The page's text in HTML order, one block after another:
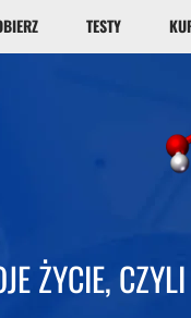
TESTY
ŻYCIE,